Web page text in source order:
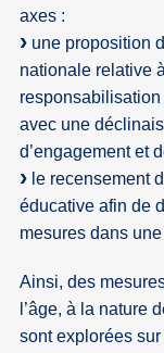
axes :
une proposition
nationale relative
avec une
d’engagement et
le recensement
éducative afin de
mesures dans
Ainsi, des
l’âge, à la nature
sont explorées